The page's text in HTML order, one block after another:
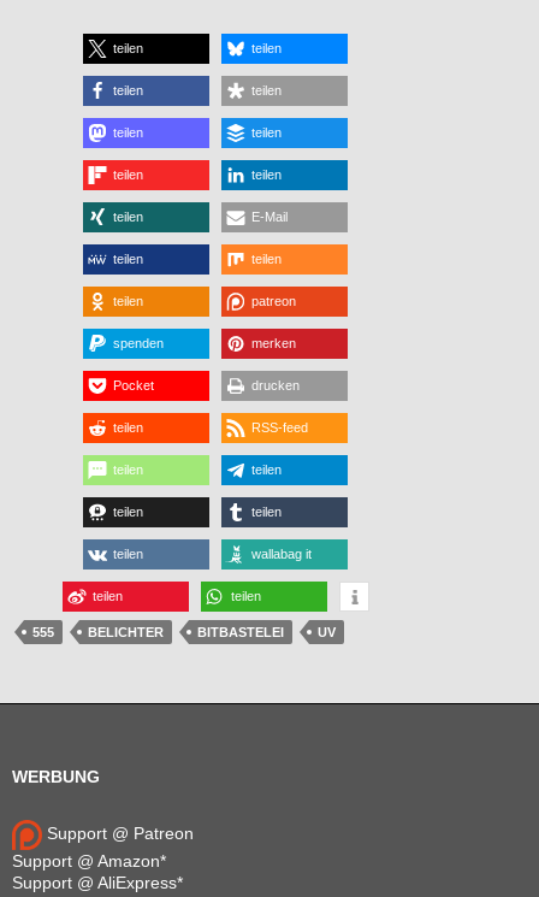
teilen teilen
teilen teilen
teilen teilen
teilen teilen
teilen E-Mail
teilen teilen
teilen patreon
spenden merken
Pocket drucken
teilen RSS-feed
teilen teilen
teilen teilen
teilen wallabag it
teilen teilen
555 BELICHTER BITBASTELEI UV
WERBUNG
Support @ Patreon
Support @ Amazon*
Support @ AliExpress*